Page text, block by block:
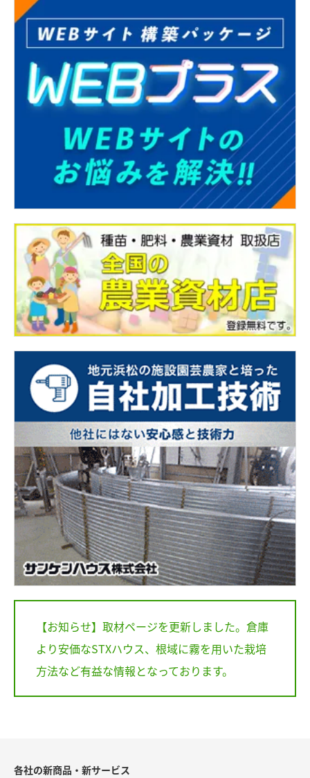
【お知らせ】取材ページを更新しました。倉庫
より安価なSTXハウス、根域に霧を用いた栽培
方法など有益な情報となっております。
各社の新商品・新サービス